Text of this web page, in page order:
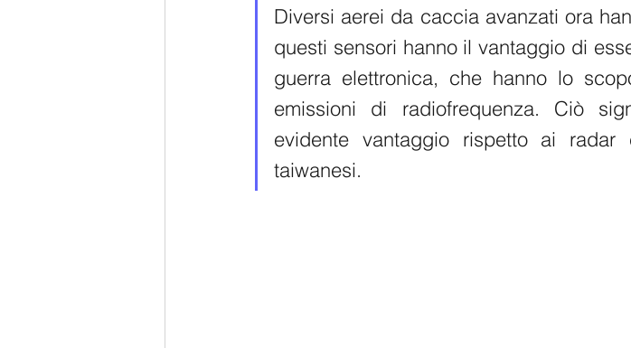
Diversi aerei da caccia avanzati ora
questi sensori hanno il vantaggio di
guerra elettronica, che hanno lo
emissioni di radiofrequenza. Ciò
evidente vantaggio rispetto ai radar
taiwanesi.